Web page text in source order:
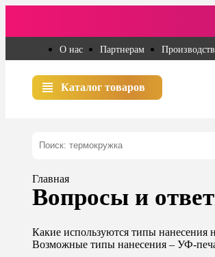
О нас Партнерам
Каталог товаров
Главная
Вопросы и
Какие используются типы нанесения
Возможные типы нанесения – УФ-